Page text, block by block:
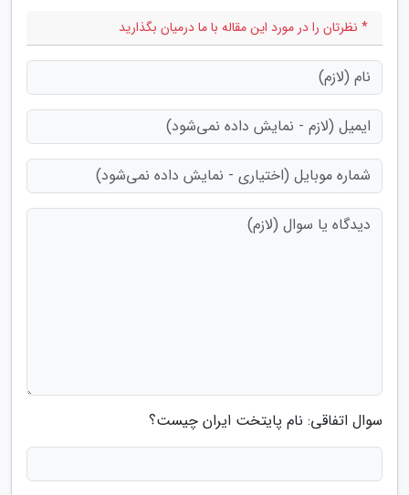
* نظرتان را در مورد این مقاله با ما درمیان بگذارید
سوال اتفاقی: نام پایتخت ایران چیست؟